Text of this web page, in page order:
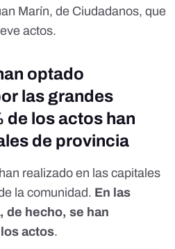
Marín, de Ciudadanos, que
actos.
optado
las grandes
de los actos han
de provincia
realizado en las capitales
la comunidad. En las
de hecho, se han
actos.